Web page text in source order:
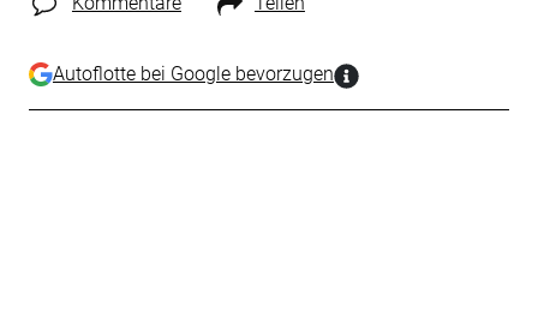
Autoflotte bei Google bevorzugen